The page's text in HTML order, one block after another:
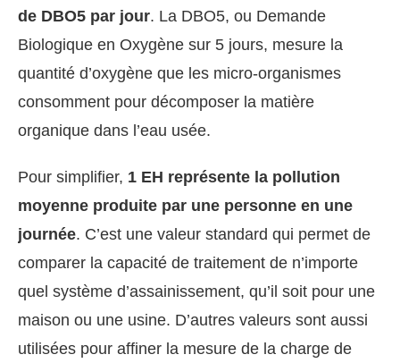
de DBO5 par jour. La DBO5, ou Demande
Biologique en Oxygène sur 5 jours, mesure la
quantité d’oxygène que les micro-organismes
consomment pour décomposer la matière
organique dans l’eau usée.
Pour simplifier, 1 EH représente la pollution
moyenne produite par une personne en une
journée. C’est une valeur standard qui permet de
comparer la capacité de traitement de n’importe
quel système d’assainissement, qu’il soit pour une
maison ou une usine. D’autres valeurs sont aussi
utilisées pour affiner la mesure de la charge de